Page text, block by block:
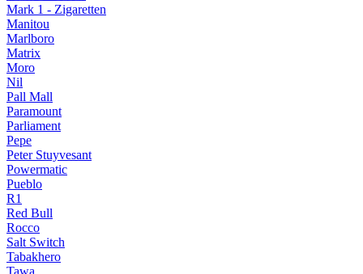
Mark 1 - Zigaretten
Manitou
Marlboro
Matrix
Moro
Nil
Pall Mall
Paramount
Parliament
Pepe
Peter Stuyvesant
Powermatic
Pueblo
R1
Red Bull
Rocco
Salt Switch
Tabakhero
Tawa